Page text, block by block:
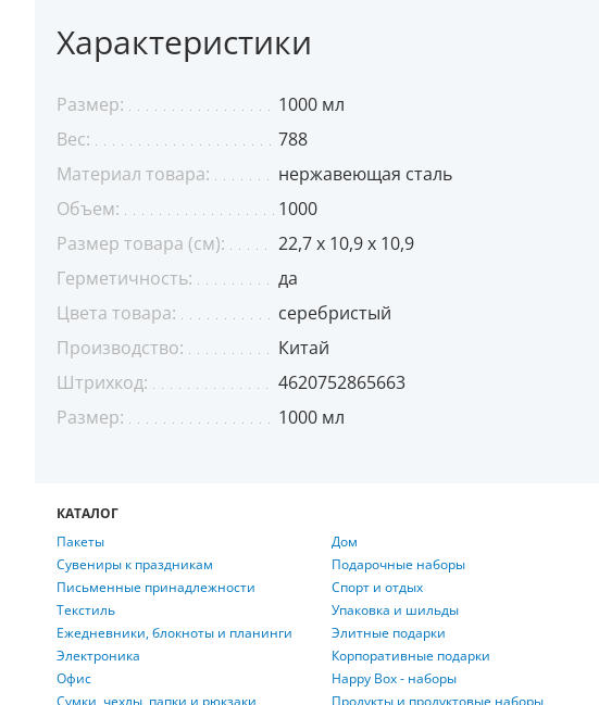
Характеристики
Размер:
1000 мл
Вес:
788
Материал товара:
нержавеющая сталь
Объем:
1000
Размер товара (см):
22,7 x 10,9 x 10,9
Герметичность:
да
Цвета товара:
серебристый
Производство:
Китай
Штрихкод:
4620752865663
Размер:
1000 мл
КАТАЛОГ
Пакеты
Сувениры к праздникам
Письменные принадлежности
Текстиль
Ежедневники, блокноты и планинги
Электроника
Офис
Сумки, чехлы, папки и рюкзаки
Дом
Подарочные наборы
Спорт и отдых
Упаковка и шильды
Элитные подарки
Корпоративные подарки
Happy Box - наборы
Продукты и продуктовые наборы